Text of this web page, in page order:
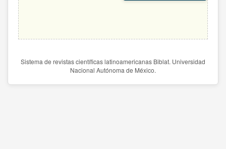
Sistema de revistas científicas latinoamericanas Biblat. Universidad
Nacional Autónoma de México.